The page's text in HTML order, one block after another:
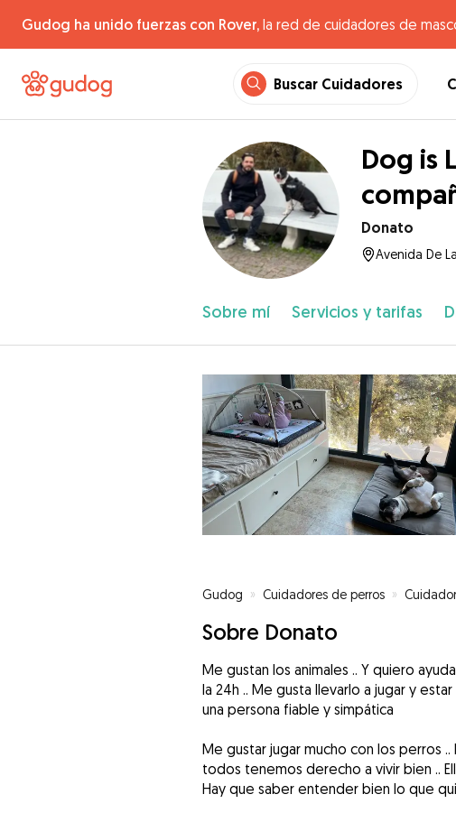
Gudog ha unido fuerzas con Rover, la red de cuidadores de
Buscar Cuidadores
Dog is
Donato
Avenida De
Sobre mí Servicios y tarifas
Gudog » Cuidadores de perros »
Sobre Donato
Me gustan los animales .. Y quiero
la 24h .. Me gusta llevarlo a jugar y
una persona fiable y simpática
Me gustar jugar mucho con los perros
todos tenemos derecho a vivir bien ..
Hay que saber entender bien lo que